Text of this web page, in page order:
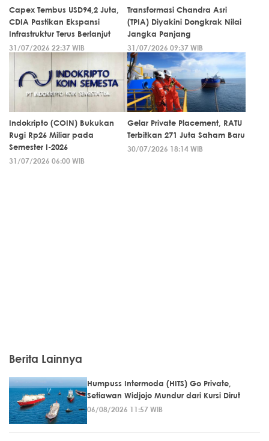
Capex Tembus USD94,2 Juta,
CDIA Pastikan Ekspansi
Infrastruktur Terus Berlanjut
31/07/2026 22:37 WIB
Transformasi Chandra Asri
(TPIA) Diyakini Dongkrak Nilai
Jangka Panjang
31/07/2026 09:37 WIB
Indokripto (COIN) Bukukan
Rugi Rp26 Miliar pada
Semester I-2026
31/07/2026 06:00 WIB
Gelar Private Placement, RATU
Terbitkan 271 Juta Saham Baru
30/07/2026 18:14 WIB
Berita Lainnya
Humpuss Intermoda (HITS) Go Private,
Setiawan Widjojo Mundur dari Kursi Dirut
06/08/2026 11:57 WIB